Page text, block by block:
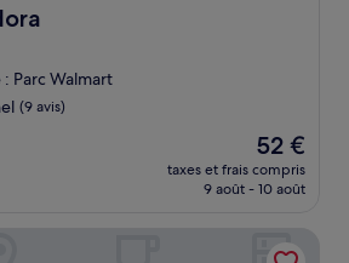
Parc Walmart
(9 avis)
Le
nouveau
prix
de
52 €
52 €
taxes et frais compris
9 août - 10 août